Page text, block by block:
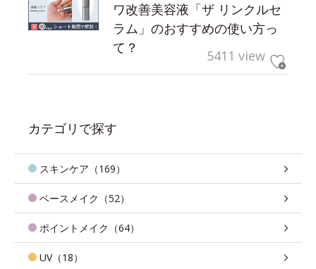
ワ改善美容液「ザ リンクルセ
ラム」のおすすめの使い方っ
て？
5411 view
カテゴリで探す
スキンケア（169）
ベースメイク（52）
ポイントメイク（64）
UV（18）